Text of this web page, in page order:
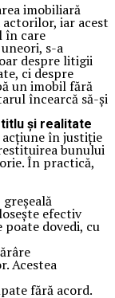
imobiliară
iar acest
în care
s-a
despre litigii
ci despre
un imobil fără
încearcă să-și
și realitate
acțiune în justiție
bunului
În practică,
efectiv
dovedi, cu
Acestea
fără acord.